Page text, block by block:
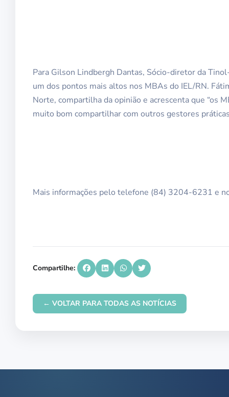
Para Gilson Lindbergh Dantas, Sócio-diretor da
um dos pontos mais altos nos MBAs do IEL/RN.
Norte, compartilha da opinião e acrescenta que “os
muito bom compartilhar com outros gestores
Mais informações pelo telefone (84) 3204-6231 e
Compartilhe:
← VOLTAR PARA TODAS AS NOTÍCIAS